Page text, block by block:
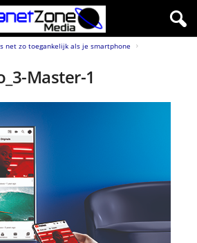
net zo toegankelijk als je smartphone
Master-1